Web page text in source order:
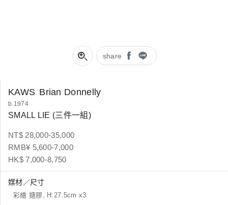
share
KAWS Brian Donnelly
b.1974
SMALL LIE (三件一組)
NT$ 28,000-35,000
RMB¥ 5,600-7,000
HK$ 7,000-8,750
媒材／尺寸
彩繪 搪膠, H:27.5cm x3